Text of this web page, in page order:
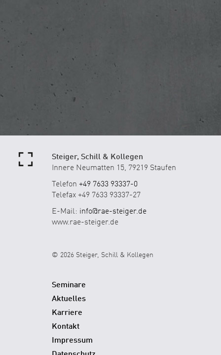
Steiger, Schill & Kollegen
Innere Neumatten 15, 79219 Staufen
Telefon +49 7633 93337-0
Telefax +49 7633 93337-27
E-Mail: info@rae-steiger.de
www.rae-steiger.de
© 2026 Steiger, Schill & Kollegen
Seminare
Aktuelles
Karriere
Kontakt
Impressum